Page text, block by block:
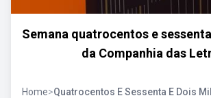
Semana quatrocentos e
da Companhia das
Home>Quatrocentos E Sessenta E Dois